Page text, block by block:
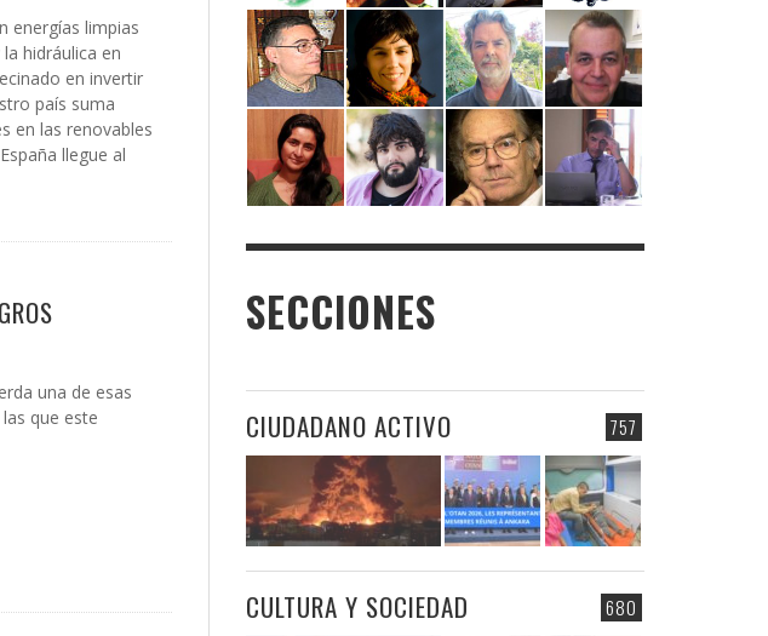
energías limpias
hidráulica en
en invertir
país suma
en las renovables
llegue al
una de esas
que este
SECCIONES
757
CIUDADANO ACTIVO
680
CULTURA Y SOCIEDAD